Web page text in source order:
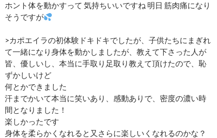
ホント体を動かすって 気持ちいいですね 明日 筋肉痛になり
そうですが
>カポエイラの初体験ドキドキでしたが、子供たちにまぎれ
て一緒になり身体を動かしましたが、教えて下さった人が
皆、優しいし、本当に手取り足取り教えて頂けたので、恥
ずかしいけど
何とかできました
汗までかいて本当に笑いあり、感動ありで、密度の濃い時
間となりました！
楽しかったです
身体を柔らかくなれると又さらに楽しいくなれるのかな？